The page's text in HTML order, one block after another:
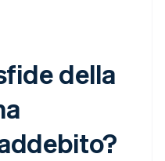
della